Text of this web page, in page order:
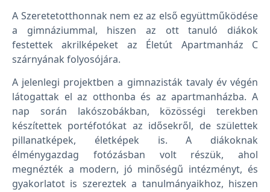
A Szeretetotthonnak nem ez az első együttműködése
a gimnáziummal, hiszen az ott tanuló diákok
festettek akrilképeket az Életút Apartmanház C
szárnyának folyosójára.
A jelenlegi projektben a gimnazisták tavaly év végén
látogattak el az otthonba és az apartmanházba. A
nap során lakószobákban, közösségi terekben
készítettek portéfotókat az idősekről, de születtek
pillanatképek, életképek is. A diákoknak
élménygazdag fotózásban volt részük, ahol
megnézték a modern, jó minőségű intézményt, és
gyakorlatot is szereztek a tanulmányaikhoz, hiszen